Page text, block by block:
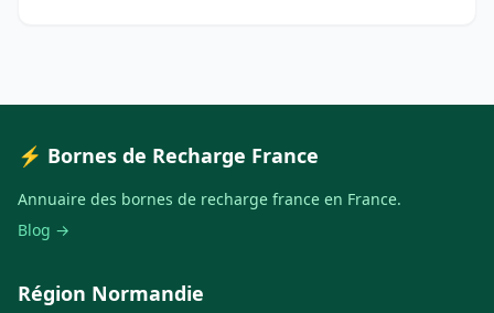
⚡ Bornes de Recharge France
Annuaire des bornes de recharge france en France.
Blog →
Région Normandie